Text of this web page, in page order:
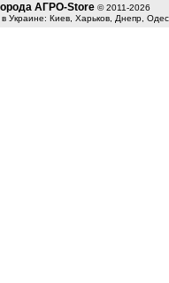
АГРО-Store © 2011-2026
Украине: Киев, Харьков, Днепр,